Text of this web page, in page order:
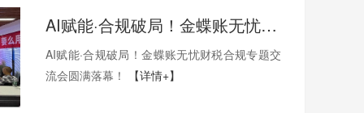
AI赋能·合规破局！金蝶账无忧财税合规专题交流会圆满落幕！
AI赋能·合规破局！金蝶账无忧财税合规专题交
流会圆满落幕！
【详情+】